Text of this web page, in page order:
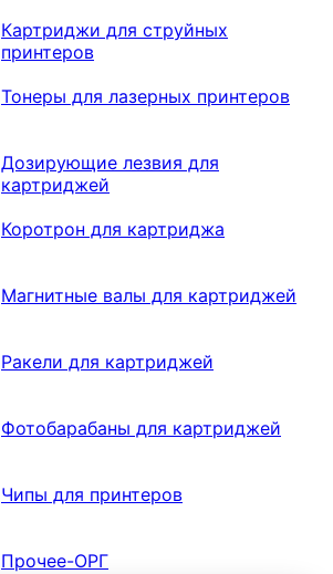
Картриджи для струйных
принтеров
Тонеры для лазерных принтеров
Дозирующие лезвия для
картриджей
Коротрон для картриджа
Магнитные валы для картриджей
Ракели для картриджей
Фотобарабаны для картриджей
Чипы для принтеров
Прочее-ОРГ